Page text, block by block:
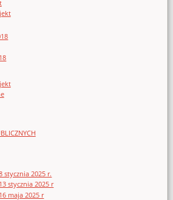
stycznia 2025 r.
stycznia 2025 r
maja 2025 r